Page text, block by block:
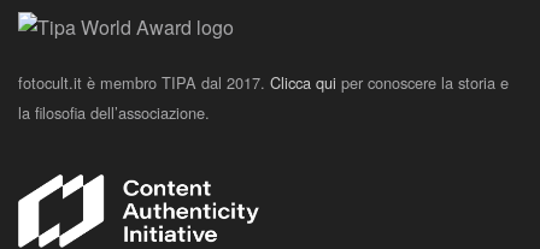
fotocult.it è membro TIPA dal 2017. Clicca qui per conoscere la storia e
la filosofia dell’associazione.